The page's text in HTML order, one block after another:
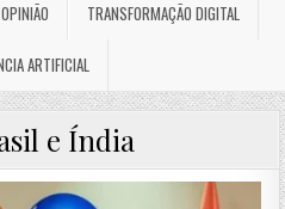
OPINIÃO TRANSFORMAÇÃO DIGITAL
ARTIFICIAL
e Índia